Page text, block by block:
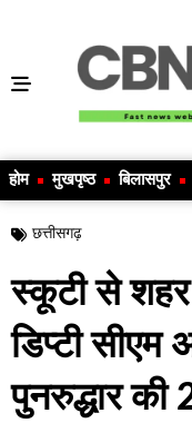
होम मुखपृष्ठ बिलासपुर
छत्तीसगढ़
स्कूटी से
डिप्टी सीएम
पुनरुद्धार